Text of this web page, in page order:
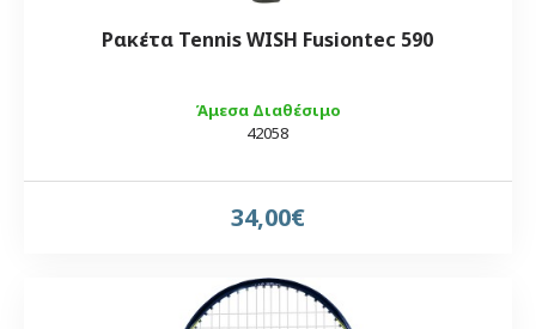
Άμεσα Διαθέσιμο
42058
Ρακέτα Tennis WISH Fusiontec 590
34,00€